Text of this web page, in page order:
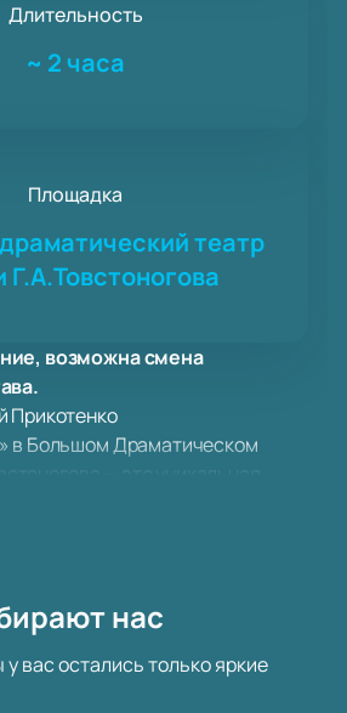
Длительность
~ 2 часа
Площадка
театр
Г.А.Товстоногова
возможна смена
Прикотенко
в Большом Драматическом
— это уникальная
в мир сложных
будет ярким событием
русской классики.
театр им. Г. А.
нас
вас остались только яркие